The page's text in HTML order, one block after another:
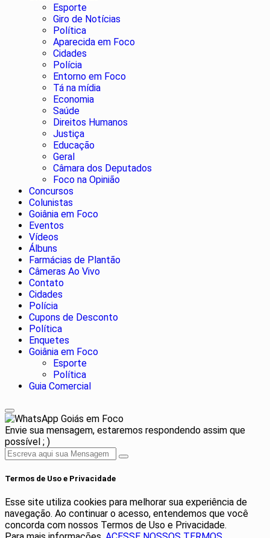
Esporte
Giro de Notícias
Política
Aparecida em Foco
Cidades
Polícia
Entorno em Foco
Tá na mídia
Economia
Saúde
Direitos Humanos
Justiça
Educação
Geral
Câmara dos Deputados
Foco na Opinião
Concursos
Colunistas
Goiânia em Foco
Eventos
Vídeos
Álbuns
Farmácias de Plantão
Câmeras Ao Vivo
Contato
Cidades
Polícia
Cupons de Desconto
Política
Enquetes
Goiânia em Foco
Esporte
Política
Guia Comercial
Goiás em Foco
Envie sua mensagem, estaremos respondendo assim que
possível ; )
Termos de Uso e Privacidade
Esse site utiliza cookies para melhorar sua experiência de
navegação. Ao continuar o acesso, entendemos que você
concorda com nossos Termos de Uso e Privacidade.